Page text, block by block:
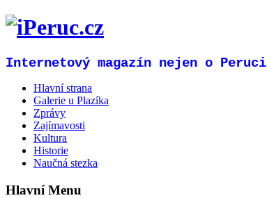
Internetový magazín nejen o Peruci
Hlavní strana
Galerie u Plazíka
Zprávy
Zajímavosti
Kultura
Historie
Naučná stezka
Hlavní Menu